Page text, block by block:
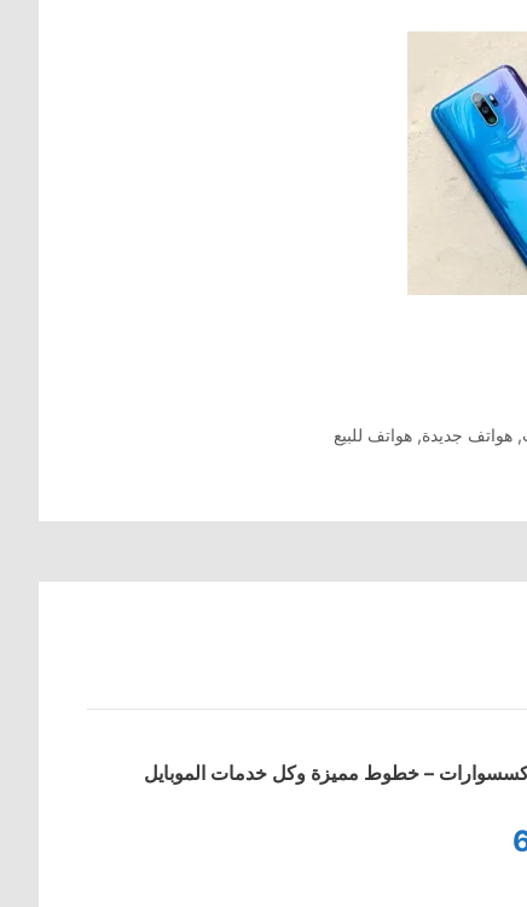
, هواتف جديدة, هواتف للبيع
– خطوط مميزة وكل خدمات الموبايل